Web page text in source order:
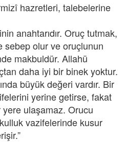
hazretleri, talebelerine
anahtarıdır. Oruç tutmak,
sebep olur ve oruçlunun
makbuldür. Allahü
daha iyi bir binek yoktur.
büyük değeri vardır. Bir
yerine getirse, fakat
ulaşamaz. Orucu
vazifelerinde kusur